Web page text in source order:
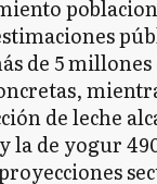
de 5
de leche
la de yogur